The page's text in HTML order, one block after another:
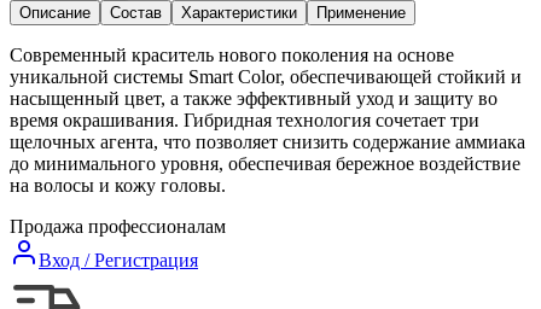
Описание
Состав Характеристики Применение
Современный краситель нового поколения на основе
уникальной системы Smart Color, обеспечивающей стойкий и
насыщенный цвет, а также эффективный уход и защиту во
время окрашивания. Гибридная технология сочетает три
щелочных агента, что позволяет снизить содержание аммиака
до минимального уровня, обеспечивая бережное воздействие
на волосы и кожу головы.
Продажа профессионалам
Вход / Регистрация